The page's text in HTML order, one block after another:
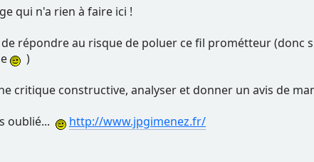
qui n'a rien à faire ici !
de répondre au risque de poluer ce fil prométteur
)
critique constructive, analyser et donner un avis de
oublié...
http://www.jpgimenez.fr/